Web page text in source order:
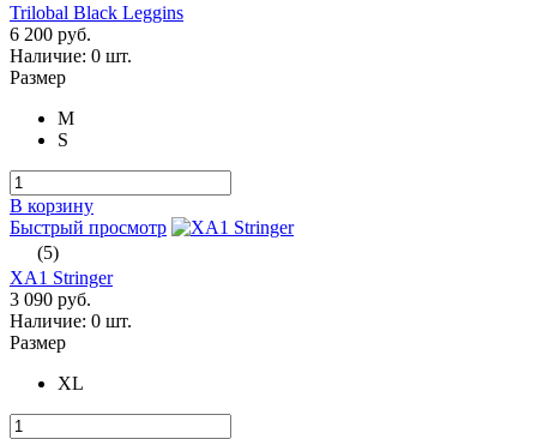
Trilobal Black Leggins
6 200 руб.
Наличие: 0 шт.
Размер
M
S
В корзину
Быстрый просмотр
(5)
XA1 Stringer
3 090 руб.
Наличие: 0 шт.
Размер
XL